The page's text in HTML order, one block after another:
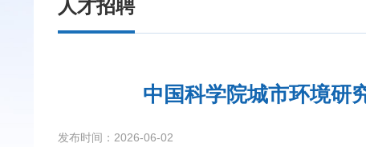
人才招聘
中国科学院城市环境研
发布时间：2026-06-02